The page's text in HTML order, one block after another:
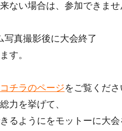
ない場合は、参加できませ
写真撮影後に大会終了
す。
コチラのページをご覧くだ
力を挙げて、
るようにをモットーに大